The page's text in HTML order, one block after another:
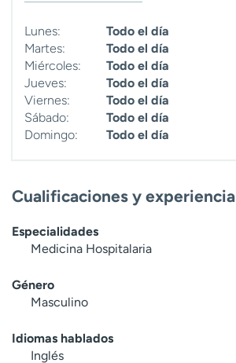
Lunes:
Todo el día
Martes:
Todo el día
Miércoles:
Todo el día
Jueves:
Todo el día
Viernes:
Todo el día
Sábado:
Todo el día
Domingo:
Todo el día
Cualificaciones y experiencia
Especialidades
Medicina Hospitalaria
Género
Masculino
Idiomas hablados
Inglés